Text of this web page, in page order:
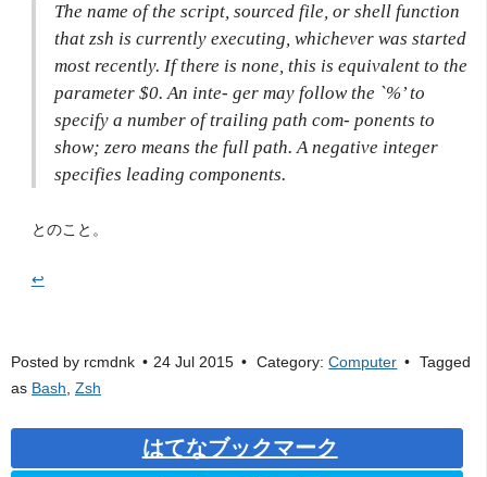
The name of the script, sourced file, or shell function
that zsh is currently executing, whichever was started
most recently. If there is none, this is equivalent to the
parameter $0. An inte- ger may follow the `%’ to
specify a number of trailing path com- ponents to
show; zero means the full path. A negative integer
specifies leading components.
とのこと。
↩
Posted by rcmdnk 24 Jul 2015 Category:Computer
Tagged
as Bash, Zsh
はてなブックマーク